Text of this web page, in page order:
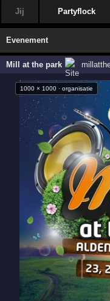
Jij Partyflock
Evenement
Mill at the park
1000 × 1000 · organisatie